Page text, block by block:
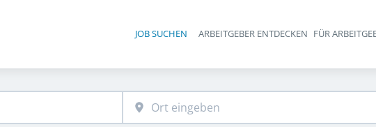
Haupt-
JOB SUCHEN ARBEITGEBER ENTDECKEN FÜR